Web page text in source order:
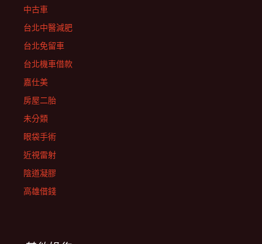
中古車
台北中醫減肥
台北免留車
台北機車借款
嘉仕美
房屋二胎
未分類
眼袋手術
近視雷射
陰道凝膠
高雄借錢